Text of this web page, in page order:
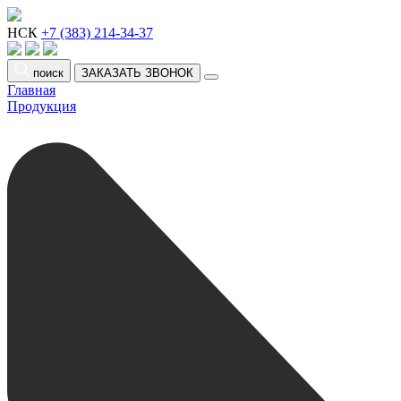
НСК +7 (383) 214-34-37
поиск ЗАКАЗАТЬ ЗВОНОК
Главная
Продукция